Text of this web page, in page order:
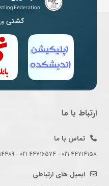
کشتی
ارتباط با ما
تماس با ما
021-44714158 - 021-44716574 - 021-44714489
ایمیل های ارتباطی